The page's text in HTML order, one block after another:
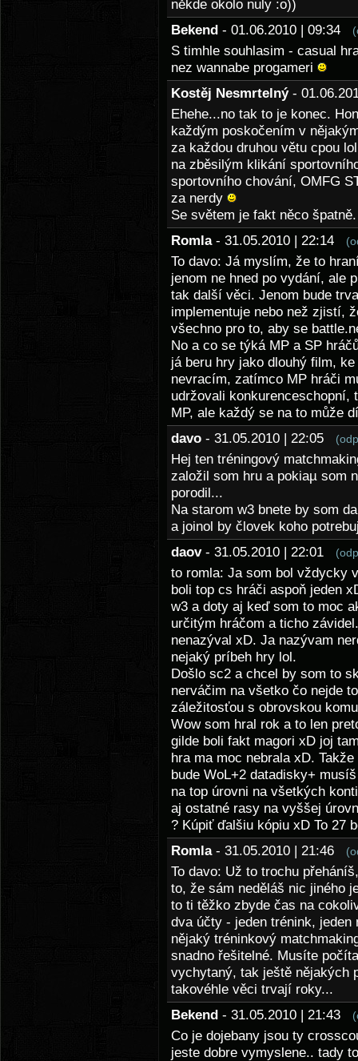
někde okolo nuly :o))
Bekend - 01.06.2010 | 09:34
S timhle souhlasim - casual
nez wannabe progameri
Kostěj Nesmrtelný -
Ehehe...no tak to je konec.
každým poskočením v
za každou druhou větu cpou
na zběsilým klikání
sportovního chování, OMFG
za nerdy
Se světem je fakt něco špatně.
Romla - 31.05.2010 | 22:14
To davo: Já myslím, že to
jenom ne hned po vydání, ale
tak další věci. Jenom bude
implementuje nebo než zjistí,
všechno pro to, aby se
No a co se týká MP a SP
já beru hry jako dlouhý film,
nevracím, zatímco MP hráči
udržovali
MP, ale každý se na to může
davo - 31.05.2010 | 22:05
Hej ten tréningový
založil som hru a pokiaµ som
porodil...
Na starom w3 bnete by som
a joinol by človek koho
daov - 31.05.2010 | 22:01
to romla: Ja som bol vždycky
boli top cs hráči aspoň jeden
w3 a doty aj keď som to moc
určitým hráčom a ticho
nenazýval xD. Ja nazývam
nejaký príbeh hry lol.
Došlo sc2 a chcel by som to
nerváčim na všetko čo nejde
záležitosťou s obrovskou
Wow som hral rok a to len
gilde boli fakt magori xD joj
hra ma moc nebrala xD.
bude WoL+2 datadisky+
na top úrovni na všetkých
aj ostatné rasy na vyššej
? Kúpiť ďalšiu kópiu xD To 27
Romla - 31.05.2010 | 21:46
To davo: Už to trochu
to, že sám neděláš nic jiného
to ti těžko zbyde čas na
dva účty - jeden trénink, jeden
nějaký tréninkový
snadno řešitelné. Musíte
vychytaný, tak ještě nějakých
takovéhle věci trvají roky...
Bekend - 31.05.2010 | 21:43
Co je dojebany jsou ty
jeste dobre vymyslene.. tady